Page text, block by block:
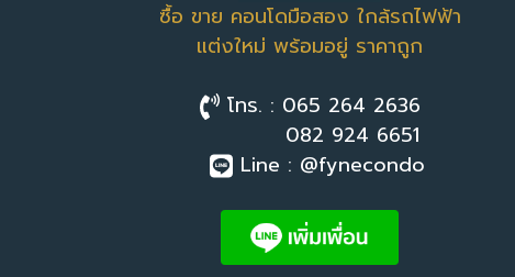
ซื้อ ขาย คอนโดมือสอง ใกล้รถไฟฟ้า
แต่งใหม่ พร้อมอยู่ ราคาถูก
โทร. : 065 264 2636
082 924 6651
Line : @fynecondo